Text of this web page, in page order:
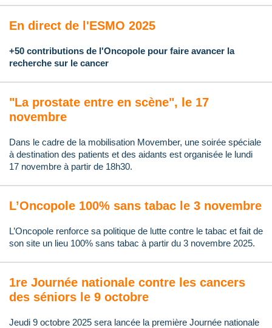
En direct de l'ESMO 2025
+50 contributions de l'Oncopole pour faire avancer la
recherche sur le cancer
"La prostate entre en scène", le 17
novembre
Dans le cadre de la mobilisation Movember, une soirée spéciale
à destination des patients et des aidants est organisée le lundi
17 novembre à partir de 18h30.
L’Oncopole 100% sans tabac le 3 novembre
L’Oncopole renforce sa politique de lutte contre le tabac et fait de
son site un lieu 100% sans tabac à partir du 3 novembre 2025.
1re Journée nationale contre les cancers
des séniors le 9 octobre
Jeudi 9 octobre 2025 sera lancée la première Journée nationale